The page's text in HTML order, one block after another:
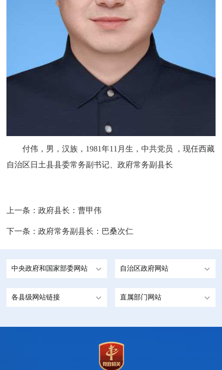
付伟，男，汉族，1981年11月生，中共党员 ，现任西藏
自治区日土县县委常务副书记、政府常务副县长
上一条：政府县长：曹甲伟
下一条：政府常务副县长：巴桑次仁
中央政府和国家部委网站 自治区政府网站
各县级网站链接 直属部门网站